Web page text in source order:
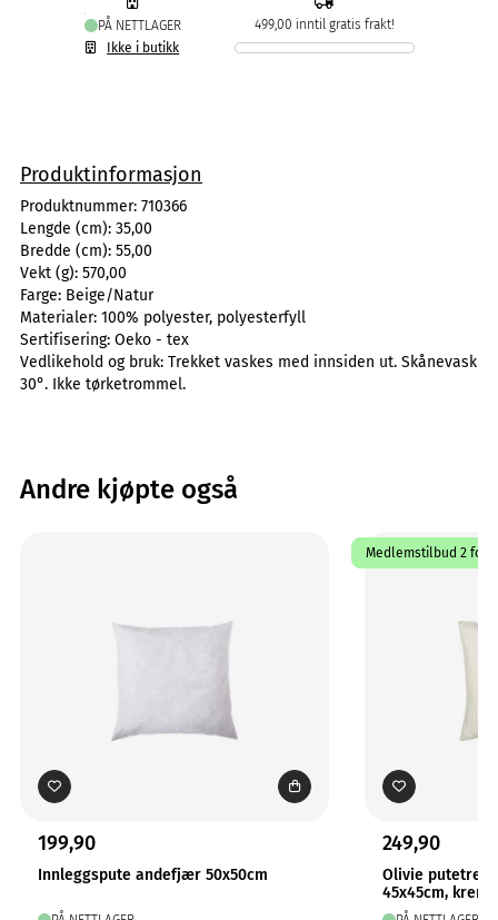
PÅ NETTLAGER
Ikke i butikk
499,00 inntil gratis frakt!
Produktinformasjon
Produktnummer: 710366
Lengde (cm): 35,00
Bredde (cm): 55,00
Vekt (g): 570,00
Farge: Beige/Natur
Materialer: 100% polyester, polyesterfyll
Sertifisering: Oeko - tex
Vedlikehold og bruk: Trekket vaskes med innsiden ut. Skånevask
30°. Ikke tørketrommel.
Andre kjøpte også
199,90
Innleggspute andefjær 50x50cm
Medlemstilbud 2 for 1
249,90
Olivie putetrekk
45x45cm, krem